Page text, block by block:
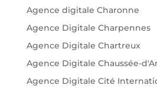
Agence digitale Charonne
Agence Digitale Charpennes
Agence Digitale Chartreux
Agence Digitale Chaussée-
Agence Digitale Cité